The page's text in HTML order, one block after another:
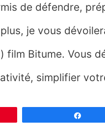
de défendre,
je vous
film Bitume. Vous
simplifier